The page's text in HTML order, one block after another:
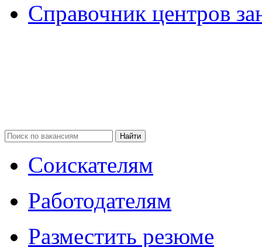
Справочник центров
Соискателям
Работодателям
Разместить резюме